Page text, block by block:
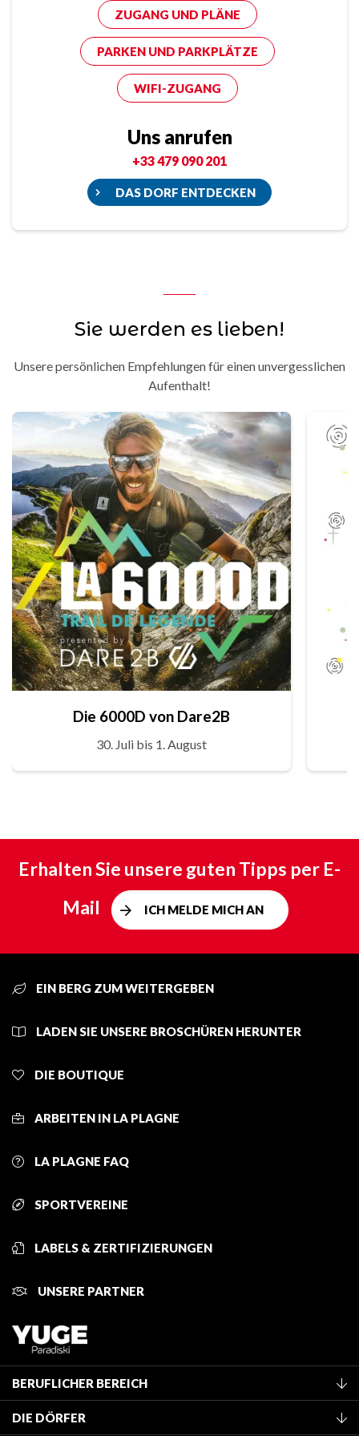
ZUGANG UND PLÄNE
PARKEN UND PARKPLÄTZE
WIFI-ZUGANG
Uns anrufen
+33 479 090 201
DAS DORF ENTDECKEN
Sie werden es lieben!
Unsere persönlichen Empfehlungen für einen unvergesslichen
Aufenthalt!
Die 6000D von Dare2B
30. Juli bis 1. August
Erhalten Sie unsere guten Tipps per E-
Mail
ICH MELDE MICH AN
EIN BERG ZUM WEITERGEBEN
LADEN SIE UNSERE BROSCHÜREN HERUNTER
DIE BOUTIQUE
ARBEITEN IN LA PLAGNE
LA PLAGNE FAQ
SPORTVEREINE
LABELS & ZERTIFIZIERUNGEN
UNSERE PARTNER
BERUFLICHER BEREICH
Mitglied des Fremdenverkehrsamtes werden
Klassifizierung von Möbeln
DIE DÖRFER